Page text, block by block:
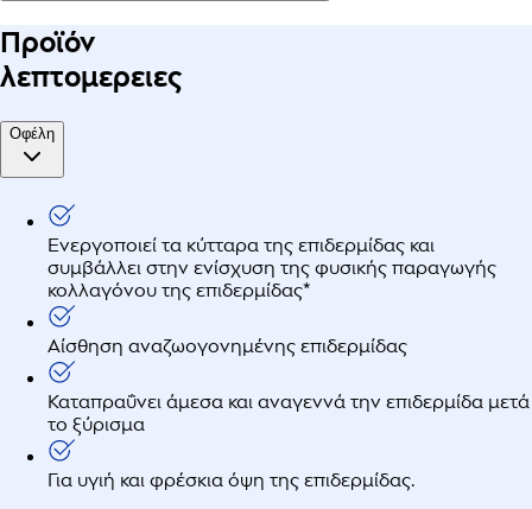
Προϊόν
λεπτομερειες
Οφέλη
Ενεργοποιεί τα κύτταρα της επιδερμίδας και
συμβάλλει στην ενίσχυση της φυσικής παραγωγής
κολλαγόνου της επιδερμίδας*
Αίσθηση αναζωογονημένης επιδερμίδας
Καταπραΰνει άμεσα και αναγεννά την επιδερμίδα μετά
το ξύρισμα
Για υγιή και φρέσκια όψη της επιδερμίδας.